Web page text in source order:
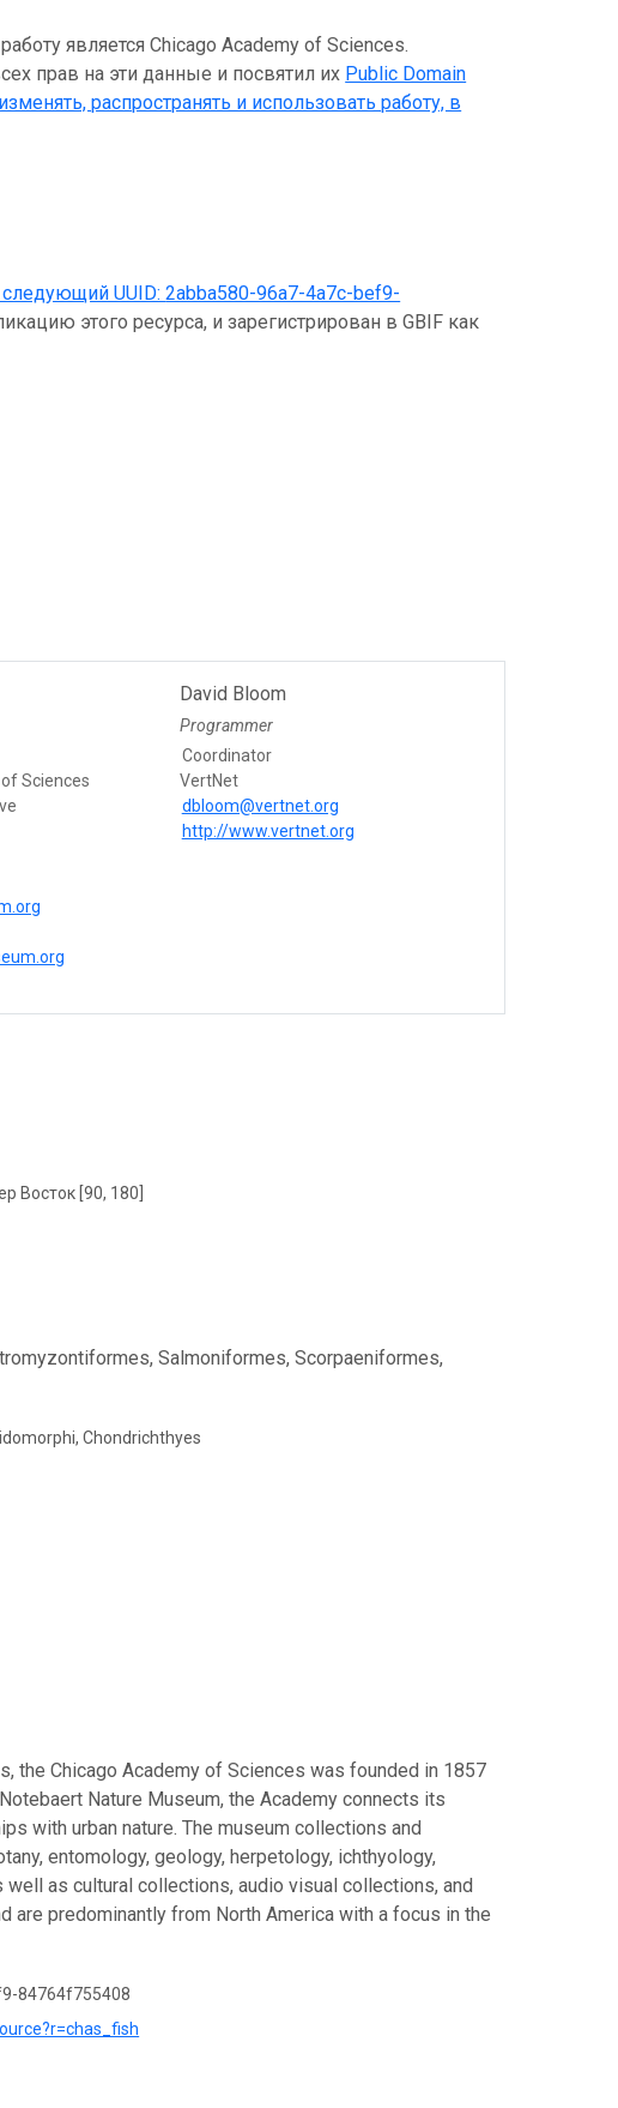
является Chicago Academy of Sciences.
прав на эти данные и посвятил их Public Domain
распространять и использовать работу, в
следующий UUID:2abba580-96a7-4a7c-bef9-
этого ресурса, и зарегистрирован в GBIF как
Sciences
David Bloom
Programmer
Coordinator
VertNet
dbloom@vertnet.org
http://www.vertnet.org
Восток [90, 180]
Salmoniformes, Scorpaeniformes,
Chondrichthyes
the Chicago Academy of Sciences was founded in 1857
Nature Museum, the Academy connects its
with urban nature. The museum collections and
entomology, geology, herpetology, ichthyology,
as cultural collections, audio visual collections, and
are predominantly from North America with a focus in the
84764f755408